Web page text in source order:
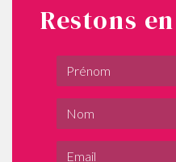
Restons